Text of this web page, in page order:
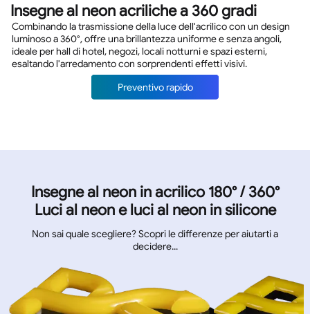
Insegne al neon acriliche a 360 gradi
Combinando la trasmissione della luce dell'acrilico con un design
luminoso a 360°, offre una brillantezza uniforme e senza angoli,
ideale per hall di hotel, negozi, locali notturni e spazi esterni,
esaltando l'arredamento con sorprendenti effetti visivi.
Preventivo rapido
Insegne al neon in acrilico 180° / 360°
Luci al neon e luci al neon in silicone
Non sai quale scegliere? Scopri le differenze per aiutarti a
decidere...